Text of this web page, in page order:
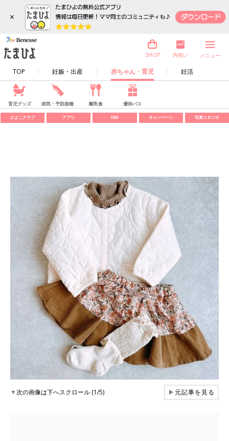
×
TOP 妊娠・出産 赤ちゃん・育児 妊活
SHOP 内祝い メニュー
育児グッズ 病気・予防接種 離乳食 優待パス
ひよこクラブ アプリ SNS キャンペーン 写真スタジオ
▼次の画像は下へスクロール (1/5) ▶元記事を見る